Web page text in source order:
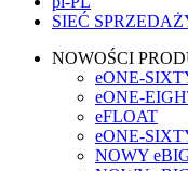
SIEĆ
NOWOŚCI
eONE-
eONE-
eFLOAT
eONE-
NOWY